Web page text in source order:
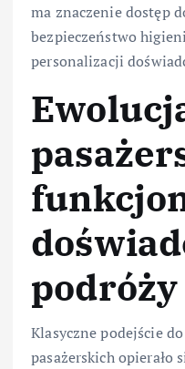
ma znaczenie dostęp
bezpieczeństwo
personalizacji
podróży
Klasyczne podejście
pasażerskich opierało